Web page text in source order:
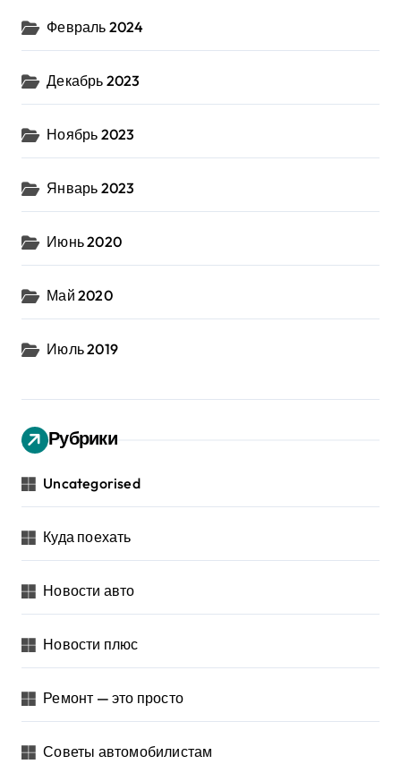
Февраль 2024
Декабрь 2023
Ноябрь 2023
Январь 2023
Июнь 2020
Май 2020
Июль 2019
Рубрики
Uncategorised
Куда поехать
Новости авто
Новости плюс
Ремонт — это просто
Советы автомобилистам